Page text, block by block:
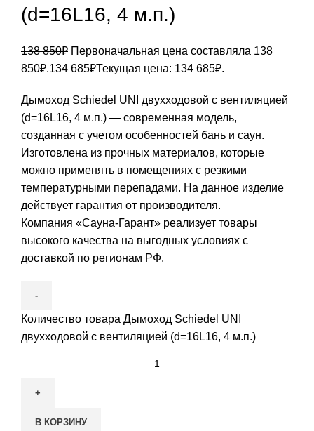
(d=16L16, 4 м.п.)
138 850₽ Первоначальная цена составляла 138
850₽.134 685₽Текущая цена: 134 685₽.
Дымоход Schiedel UNI двухходовой с вентиляцией
(d=16L16, 4 м.п.) — современная модель,
созданная с учетом особенностей бань и саун.
Изготовлена из прочных материалов, которые
можно применять в помещениях с резкими
температурными перепадами. На данное изделие
действует гарантия от производителя.
Компания «Сауна-Гарант» реализует товары
высокого качества на выгодных условиях с
доставкой по регионам РФ.
Количество товара Дымоход Schiedel UNI
двухходовой с вентиляцией (d=16L16, 4 м.п.)
В КОРЗИНУ